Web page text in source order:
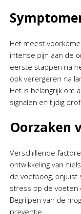
Het meest
intense pijn aan de
eerste stappen na
ook verergeren na
Het is belangrijk om
signalen en tijdig
Oorzaken
Verschillende
ontwikkeling van
de voetboog, onjuist
stress op de voeten
Begrijpen van de
preventie.